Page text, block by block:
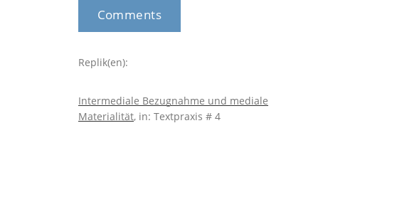
Comments
Replik(en):
Intermediale Bezugnahme und mediale
Materialität, in: Textpraxis # 4